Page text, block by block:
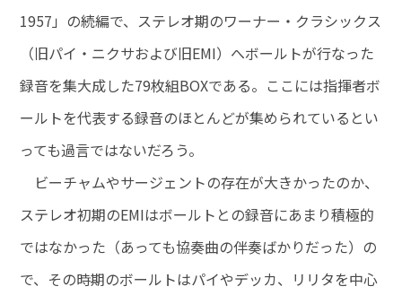
1957」の続編で、ステレオ期のワーナー・クラシックス
（旧パイ・ニクサおよび旧EMI）へボールトが行なった
録音を集大成した79枚組BOXである。ここには指揮者ボ
ールトを代表する録音のほとんどが集められているとい
っても過言ではないだろう。
ビーチャムやサージェントの存在が大きかったのか、
ステレオ初期のEMIはボールトとの録音にあまり積極的
ではなかった（あっても協奏曲の伴奏ばかりだった）の
で、その時期のボールトはパイやデッカ、リリタを中心